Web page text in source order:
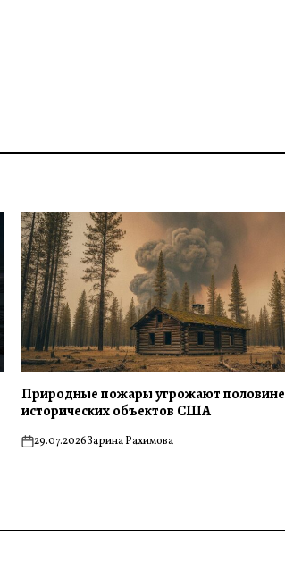
Природные пожары угрожают половине
исторических объектов США
on29.07.2026Зарина Рахимова